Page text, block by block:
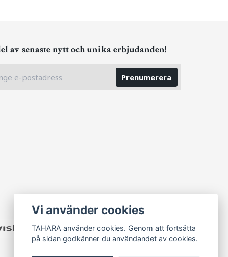
av senaste nytt och unika erbjudanden!
Prenumerera
Vi använder cookies
TAHARA använder cookies. Genom att fortsätta
på sidan godkänner du användandet av cookies.